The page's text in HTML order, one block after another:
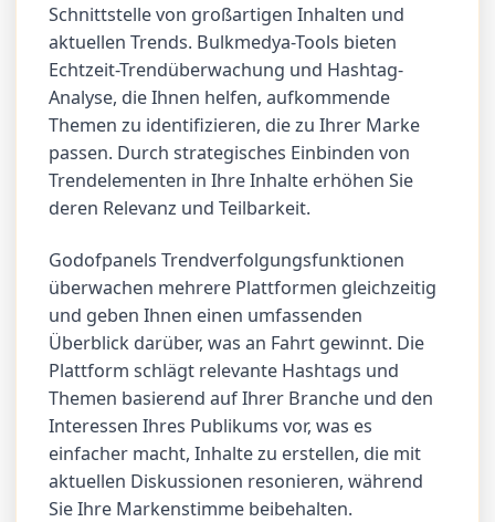
Schnittstelle von großartigen Inhalten und
aktuellen Trends. Bulkmedya-Tools bieten
Echtzeit-Trendüberwachung und Hashtag-
Analyse, die Ihnen helfen, aufkommende
Themen zu identifizieren, die zu Ihrer Marke
passen. Durch strategisches Einbinden von
Trendelementen in Ihre Inhalte erhöhen Sie
deren Relevanz und Teilbarkeit.
Godofpanels Trendverfolgungsfunktionen
überwachen mehrere Plattformen gleichzeitig
und geben Ihnen einen umfassenden
Überblick darüber, was an Fahrt gewinnt. Die
Plattform schlägt relevante Hashtags und
Themen basierend auf Ihrer Branche und den
Interessen Ihres Publikums vor, was es
einfacher macht, Inhalte zu erstellen, die mit
aktuellen Diskussionen resonieren, während
Sie Ihre Markenstimme beibehalten.